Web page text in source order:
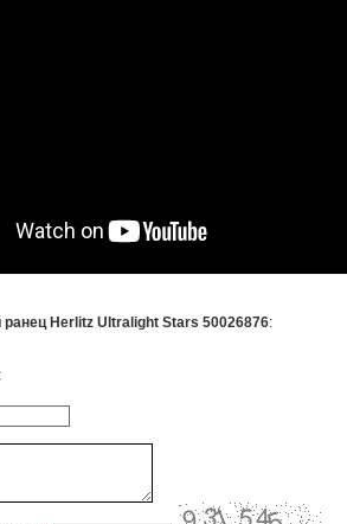
Herlitz Ultralight Stars 50026876: